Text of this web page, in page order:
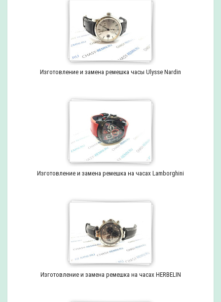
Изготовление и замена ремешка часы Ulysse Nardin
Изготовление и замена ремешка на часах Lamborghini
Изготовление и замена ремешка на часах HERBELIN